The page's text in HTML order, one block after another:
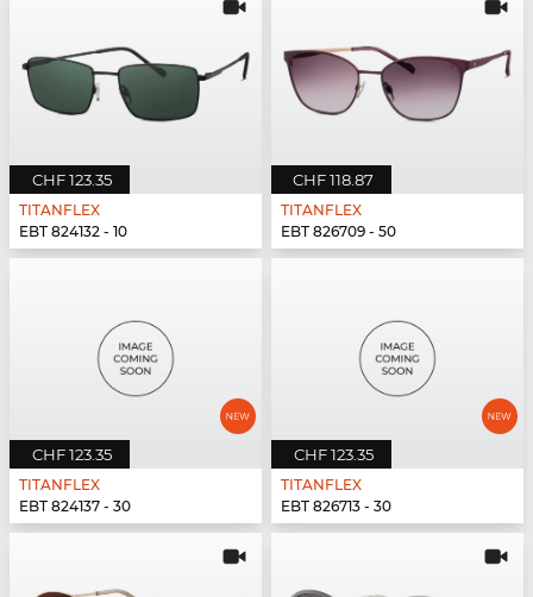
CHF 123.35
TITANFLEX
EBT 824132 - 10
CHF 118.87
TITANFLEX
EBT 826709 - 50
CHF 123.35
TITANFLEX
EBT 824137 - 30
CHF 123.35
TITANFLEX
EBT 826713 - 30